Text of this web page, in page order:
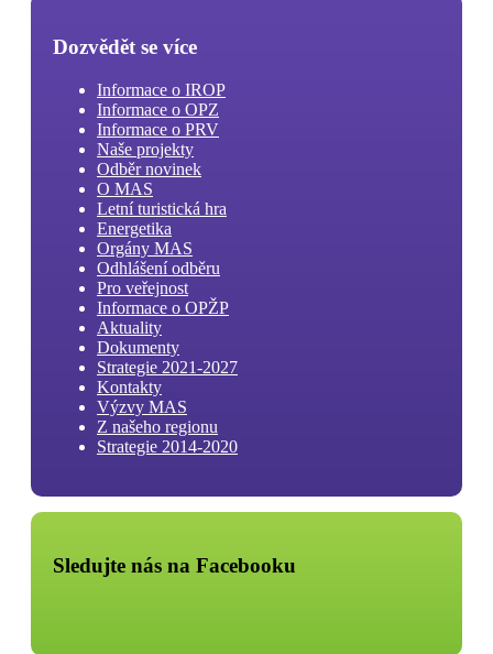
Dozvědět se více
Informace o IROP
Informace o OPZ
Informace o PRV
Naše projekty
Odběr novinek
O MAS
Letní turistická hra
Energetika
Orgány MAS
Odhlášení odběru
Pro veřejnost
Informace o OPŽP
Aktuality
Dokumenty
Strategie 2021-2027
Kontakty
Výzvy MAS
Z našeho regionu
Strategie 2014-2020
Sledujte nás na Facebooku